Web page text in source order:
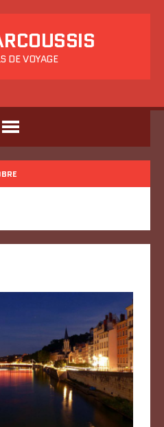
DE VOYAGE